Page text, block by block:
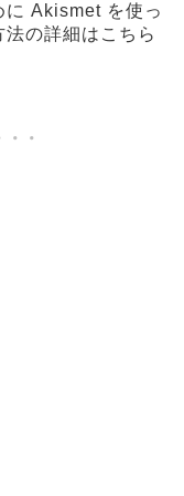
に Akismet を使っ
の詳細はこちら